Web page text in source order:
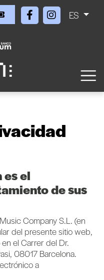
ES
es el
de sus
Company S.L. (en
del presente sitio web,
el Carrer del Dr.
08017 Barcelona.
a